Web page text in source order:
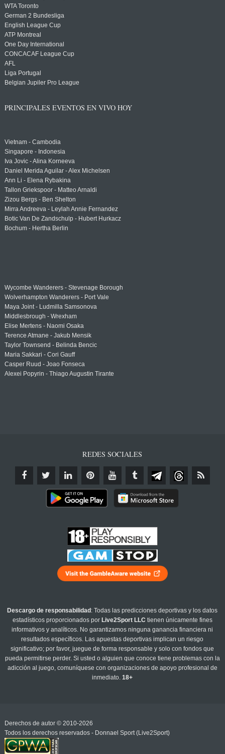
WTA Toronto
German 2 Bundesliga
English League Cup
ATP Montreal
One Day International
CONCACAF League Cup
AFL
Liga Portugal
Belgian Jupiler Pro League
PRINCIPALES EVENTOS EN VIVO HOY
Vietnam - Cambodia
Singapore - Indonesia
Iva Jovic - Alina Korneeva
Daniel Merida Aguilar - Alex Michelsen
Ann Li - Elena Rybakina
Tallon Griekspoor - Matteo Arnaldi
Zizou Bergs - Ben Shelton
Mirra Andreeva - Leylah Annie Fernandez
Botic Van De Zandschulp - Hubert Hurkacz
Bochum - Hertha Berlin
Wycombe Wanderers - Stevenage Borough
Wolverhampton Wanderers - Port Vale
Maya Joint - Ludmilla Samsonova
Middlesbrough - Wrexham
Elise Mertens - Naomi Osaka
Terence Atmane - Jakub Mensik
Taylor Townsend - Belinda Bencic
Maria Sakkari - Cori Gauff
Casper Ruud - Joao Fonseca
Alexei Popyrin - Thiago Augustin Tirante
REDES SOCIALES
Descargo de responsabilidad : Todas las predicciones deportivas y los datos
estadísticos proporcionados por Live2Sport LLC tienen únicamente fines
informativos y analíticos. No garantizamos ninguna ganancia financiera ni
resultados específicos. Las apuestas deportivas implican un riesgo
significativo; por favor, juegue de forma responsable y solo con fondos que
pueda permitirse perder. Si usted o alguien que conoce tiene problemas con la
adicción al juego, comuníquese con organizaciones de apoyo profesional de
inmediato.18+
Derechos de autor © 2010-2026
Todos los derechos reservados - Donnael Sport (Live2Sport)